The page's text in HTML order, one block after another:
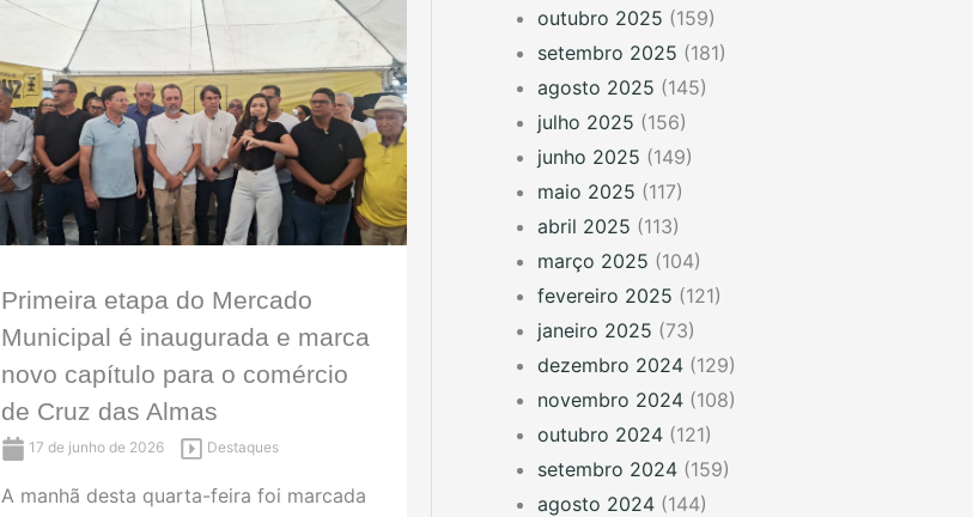
Primeira etapa do Mercado
Municipal é inaugurada e marca
novo capítulo para o comércio
de Cruz das Almas
17 de junho de 2026 Destaques
A manhã desta quarta-feira foi marcada
outubro 2025 (159)
setembro 2025 (181)
agosto 2025 (145)
julho 2025 (156)
junho 2025 (149)
maio 2025 (117)
abril 2025 (113)
março 2025 (104)
fevereiro 2025 (121)
janeiro 2025 (73)
dezembro 2024 (129)
novembro 2024 (108)
outubro 2024 (121)
setembro 2024 (159)
agosto 2024 (144)